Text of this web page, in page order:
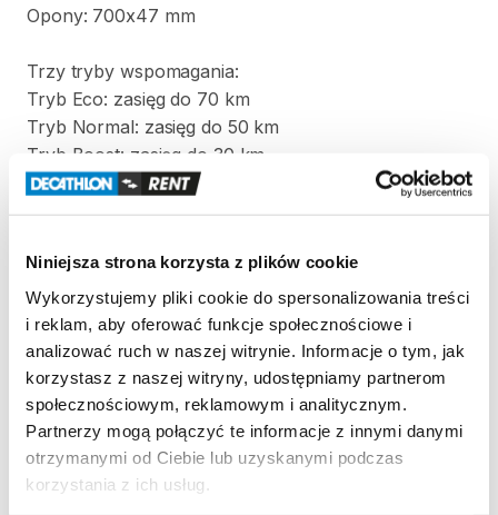
Niniejsza strona korzysta z plików cookie
Wykorzystujemy pliki cookie do spersonalizowania treści
i reklam, aby oferować funkcje społecznościowe i
analizować ruch w naszej witrynie. Informacje o tym, jak
korzystasz z naszej witryny, udostępniamy partnerom
społecznościowym, reklamowym i analitycznym.
Partnerzy mogą połączyć te informacje z innymi danymi
otrzymanymi od Ciebie lub uzyskanymi podczas
korzystania z ich usług.
Opony: 700x47 mm
Trzy tryby wspomagania:
Tryb Eco: zasięg do 70 km
Tryb Normal: zasięg do 50 km
Tryb Boost: zasięg do 30 km
Rozmiar S​/​M do wzrostu od 150 cm do 172 cm
Strona produktu w sklepie
Zasady wypożyczenia
REGULAMIN